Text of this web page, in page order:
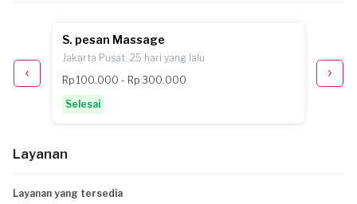
S. pesan Massage
Jakarta Pusat, 25 hari yang lalu
Rp 100.000 - Rp 300.000
Selesai
Rp
Layanan
Layanan yang tersedia